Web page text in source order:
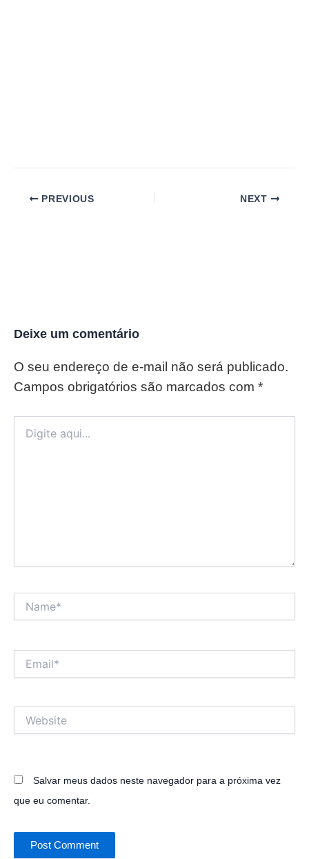
PREVIOUS NEXT
Deixe um comentário
O seu endereço de e-mail não será publicado.
Campos obrigatórios são marcados com *
aqui...
Salvar meus dados neste navegador para a próxima vez
que eu comentar.